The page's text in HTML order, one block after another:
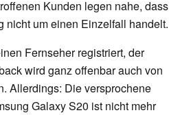
Kunden legen nahe, dass
nicht um einen Einzelfall handelt.
Fernseher registriert, der
wird ganz offenbar auch von
Allerdings: Die versprochene
Galaxy S20 ist nicht mehr